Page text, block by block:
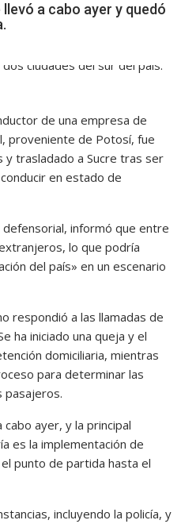
a cabo ayer y quedó
de una empresa de
proveniente de Potosí, fue
y trasladado a Sucre tras ser
en estado de
informó que entre
lo que podría
del país» en un escenario
respondió a las llamadas de
ha iniciado una queja y el
domiciliaria, mientras
para determinar las
pasajeros.
cabo ayer, y la principal
es la implementación de
punto de partida hasta el
incluyendo la policía, y